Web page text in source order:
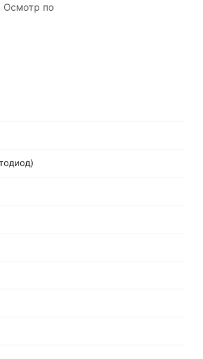
Осмотр по